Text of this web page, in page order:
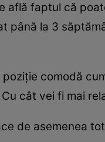
află faptul că
până la 3
comodă
cât vei fi mai
de asemenea